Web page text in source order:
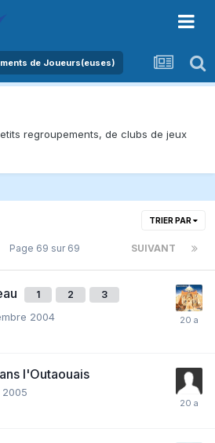
de Joueurs(euses)
regroupements, de clubs de jeux
TRIER PAR
SUIVANT
Page 69 sur 69
1 2 3
2004
l'Outaouais
2005